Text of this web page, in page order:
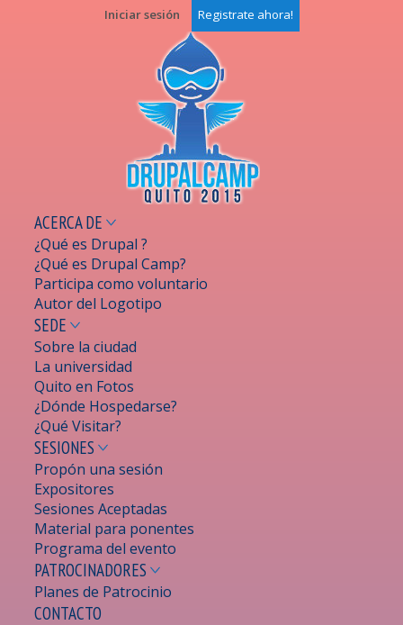
Pasar al
contenido
principal
Iniciar sesión Registrate ahora!
ACERCA DE
¿Qué es Drupal ?
¿Qué es Drupal Camp?
Participa como voluntario
Autor del Logotipo
SEDE
Sobre la ciudad
La universidad
Quito en Fotos
¿Dónde Hospedarse?
¿Qué Visitar?
SESIONES
Propón una sesión
Expositores
Sesiones Aceptadas
Material para ponentes
Programa del evento
PATROCINADORES
Planes de Patrocinio
CONTACTO